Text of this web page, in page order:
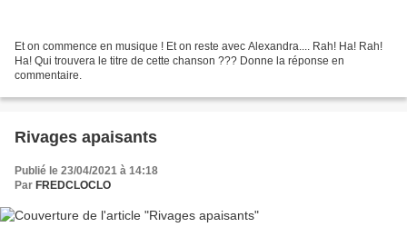
Et on commence en musique ! Et on reste avec Alexandra.... Rah! Ha! Rah!
Ha! Qui trouvera le titre de cette chanson ??? Donne la réponse en
commentaire.
Rivages apaisants
Publié le 23/04/2021 à 14:18
Par FREDCLOCLO